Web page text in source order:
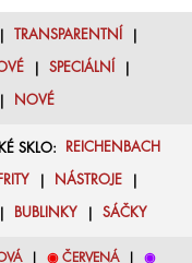
TRANSPARENTNÍ
SPECIÁLNÍ
NOVÉ
SKLO: REICHENBACH
FRITY NÁSTROJE|
BUBLINKY SÁČKY
| ◉ ČERVENÁ| ◉